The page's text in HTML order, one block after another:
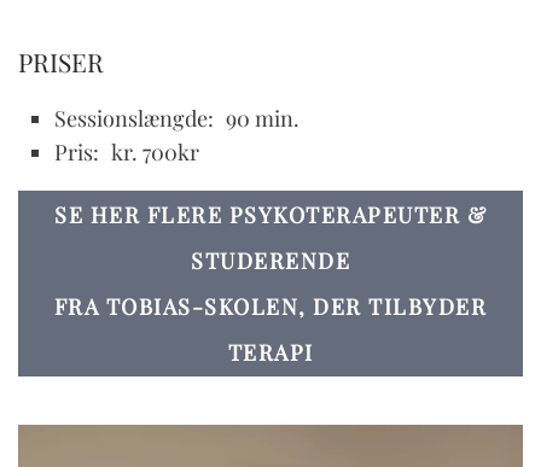
PRISER
Sessionslængde: 90 min.
Pris: kr. 700kr
SE HER FLERE PSYKOTERAPEUTER &
STUDERENDE
FRA TOBIAS-SKOLEN, DER TILBYDER
TERAPI